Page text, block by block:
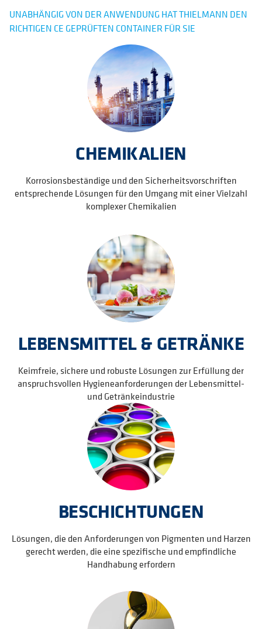
UNABHÄNGIG VON DER ANWENDUNG HAT THIELMANN DEN
RICHTIGEN CE GEPRÜFTEN CONTAINER FÜR SIE
CHEMIKALIEN
Korrosionsbeständige und den Sicherheitsvorschriften
entsprechende Lösungen für den Umgang mit einer Vielzahl
komplexer Chemikalien
LEBENSMITTEL & GETRÄNKE
Keimfreie, sichere und robuste Lösungen zur Erfüllung der
anspruchsvollen Hygieneanforderungen der Lebensmittel-
und Getränkeindustrie
BESCHICHTUNGEN
Lösungen, die den Anforderungen von Pigmenten und Harzen
gerecht werden, die eine spezifische und empfindliche
Handhabung erfordern